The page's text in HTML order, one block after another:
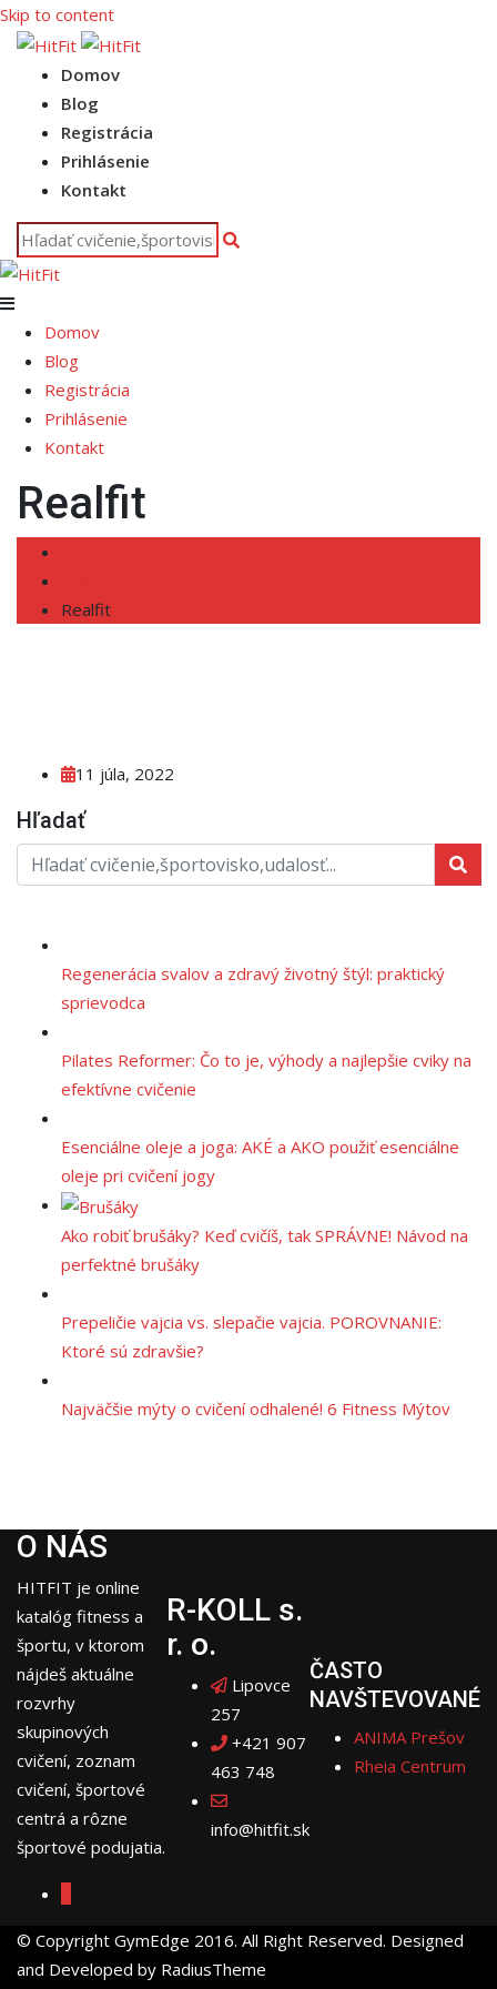
Skip to content
Domov
Blog
Registrácia
Prihlásenie
Kontakt
Domov
Blog
Registrácia
Prihlásenie
Kontakt
Realfit
Realfit
11 júla, 2022
Hľadať
Regenerácia svalov a zdravý životný štýl: praktický
sprievodca
Pilates Reformer: Čo to je, výhody a najlepšie cviky na
efektívne cvičenie
Esenciálne oleje a joga: AKÉ a AKO použiť esenciálne
oleje pri cvičení jogy
Ako robiť brušáky? Keď cvičíš, tak SPRÁVNE! Návod na
perfektné brušáky
Prepeličie vajcia vs. slepačie vajcia. POROVNANIE:
Ktoré sú zdravšie?
Najväčšie mýty o cvičení odhalené! 6 Fitness Mýtov
O NÁS
HITFIT je online
katalóg fitness a
športu, v ktorom
nájdeš aktuálne
rozvrhy
skupinových
cvičení, zoznam
cvičení, športové
centrá a rôzne
športové podujatia.
R-KOLL s.
r. o.
Lipovce
257
+421 907
463 748
info@hitfit.sk
ČASTO
NAVŠTEVOVANÉ
ANIMA Prešov
Rheia Centrum
© Copyright GymEdge 2016. All Right Reserved. Designed
and Developed by RadiusTheme